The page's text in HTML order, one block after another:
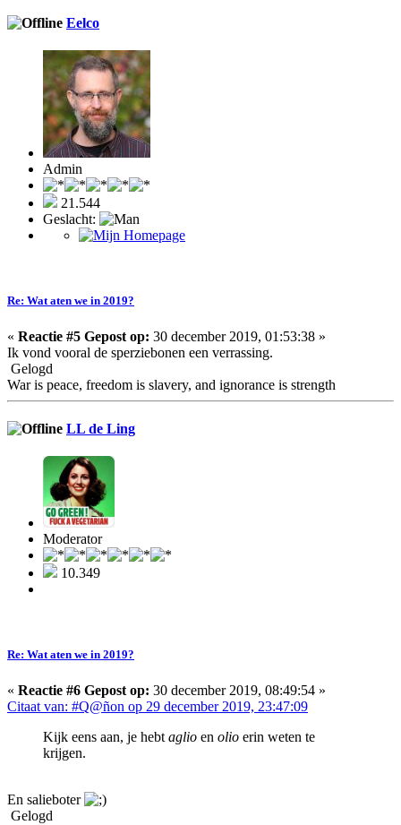
Eelco
Admin
21.544
Geslacht:
Re: Wat aten we in 2019?
« Reactie #5 Gepost op: 30 december 2019, 01:53:38 »
Ik vond vooral de sperziebonen een verrassing.
Gelogd
War is peace, freedom is slavery, and ignorance is strength
LL de Ling
Moderator
10.349
Re: Wat aten we in 2019?
« Reactie #6 Gepost op: 30 december 2019, 08:49:54 »
Citaat van: #Q@ñon op 29 december 2019, 23:47:09
Kijk eens aan, je hebt aglio en olio erin weten te
krijgen.
En salieboter
Gelogd